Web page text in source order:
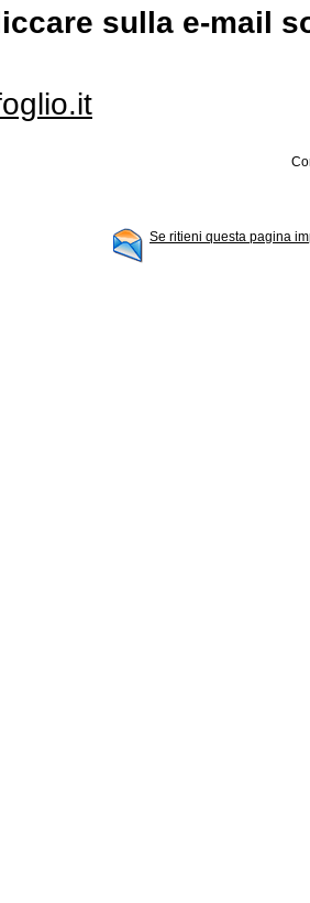
sulla e-mail
Se ritieni questa pagina